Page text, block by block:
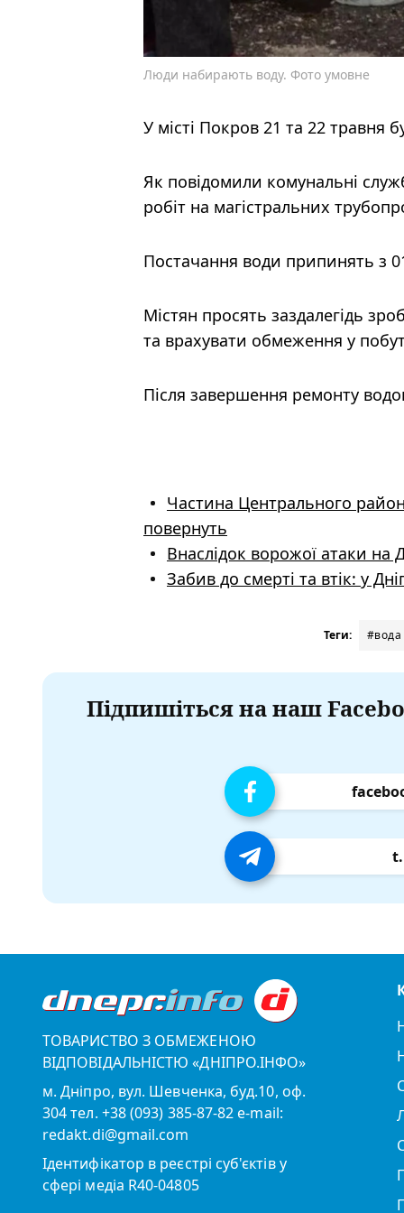
Люди набирають воду. Фото умовне
У місті Покров 21 та 22 травня
Як повідомили комунальні
робіт на магістральних
Постачання води припинять з
Містян просять заздалегідь
та врахувати обмеження у
Після завершення ремонту
Частина Центрального
повернуть
Внаслідок ворожої атаки на
Забив до смерті та втік: у
Теги: #вода
Підпишіться на наш
ТОВАРИСТВО З ОБМЕЖЕНОЮ
ВІДПОВІДАЛЬНІСТЮ «ДНІПРО.ІНФО»
м. Дніпро, вул. Шевченка, буд.10, оф.
304 тел. +38 (093) 385-87-82 e-mail:
redakt.di@gmail.com
Ідентифікатор в реєстрі суб'єктів у
сфері медіа R40-04805